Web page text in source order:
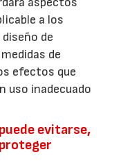
a los
de
de
efectos que
uso inadecuado
evitarse,